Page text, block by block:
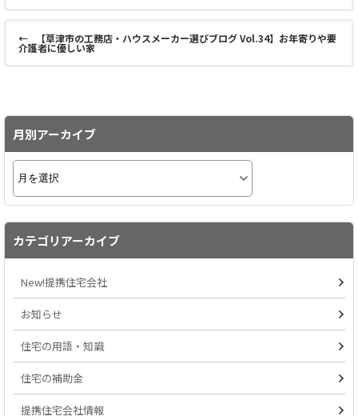
← 【草津市の工務店・ハウスメーカー選びブログ Vol.34】お年寄りや要
介護者に優しい家
月別アーカイブ
カテゴリアーカイブ
New!提携住宅会社
お知らせ
住宅の用語・知識
住宅の補助金
提携住宅会社情報